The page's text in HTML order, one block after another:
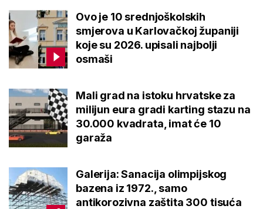
Ovo je 10 srednjoškolskih
smjerova u Karlovačkoj županiji
koje su 2026. upisali najbolji
osmaši
Mali grad na istoku hrvatske za
milijun eura gradi karting stazu na
30.000 kvadrata, imat će 10
garaža
Galerija: Sanacija olimpijskog
bazena iz 1972., samo
antikorozivna zaštita 300 tisuća